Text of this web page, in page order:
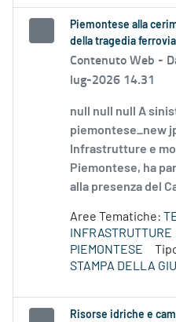
Piemontese alla
della tragedia
Contenuto Web -
lug-2026 14.31
null null null A
piemontese_new
Infrastrutture e
Piemontese, ha
alla presenza del
Aree Tematiche:
INFRASTRUTTURE
PIEMONTESE
STAMPA DELLA
Risorse idriche e